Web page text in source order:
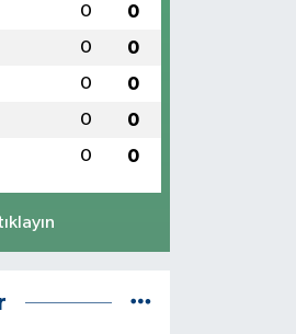
0 0
0 0
0 0
0 0
0 0